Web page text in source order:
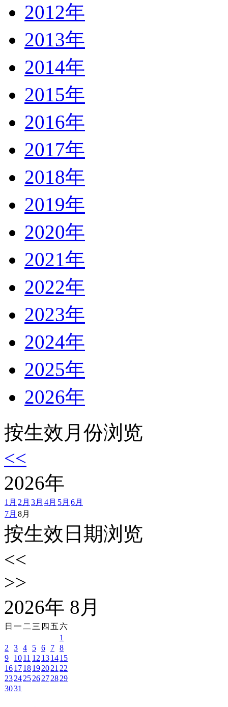
2012年
2013年
2014年
2015年
2016年
2017年
2018年
2019年
2020年
2021年
2022年
2023年
2024年
2025年
2026年
按生效月份浏览
<<
2026年
1月 2月 3月 4月 5月 6月
7月 8月
按生效日期浏览
<<
>>
2026年 8 月
日 一 二 三 四 五 六
1
2
3 4 5 6 7 8
9
1011 12 131415
161718192021 22
23242526272829
3031